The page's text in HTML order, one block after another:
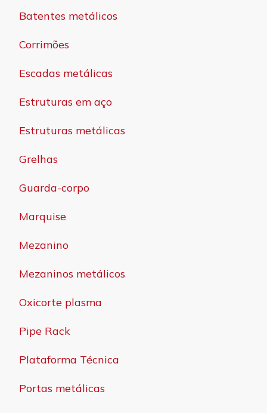
Batentes metálicos
Corrimões
Escadas metálicas
Estruturas em aço
Estruturas metálicas
Grelhas
Guarda-corpo
Marquise
Mezanino
Mezaninos metálicos
Oxicorte plasma
Pipe Rack
Plataforma Técnica
Portas metálicas